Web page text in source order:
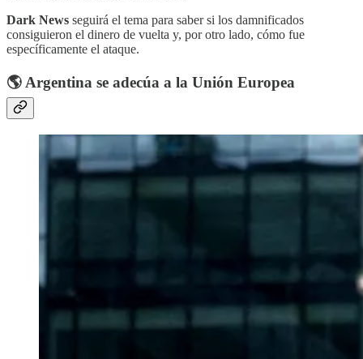
Dark News seguirá el tema para saber si los damnificados
consiguieron el dinero de vuelta y, por otro lado, cómo fue
específicamente el ataque.
🌎 Argentina se adecúa a la Unión Europea